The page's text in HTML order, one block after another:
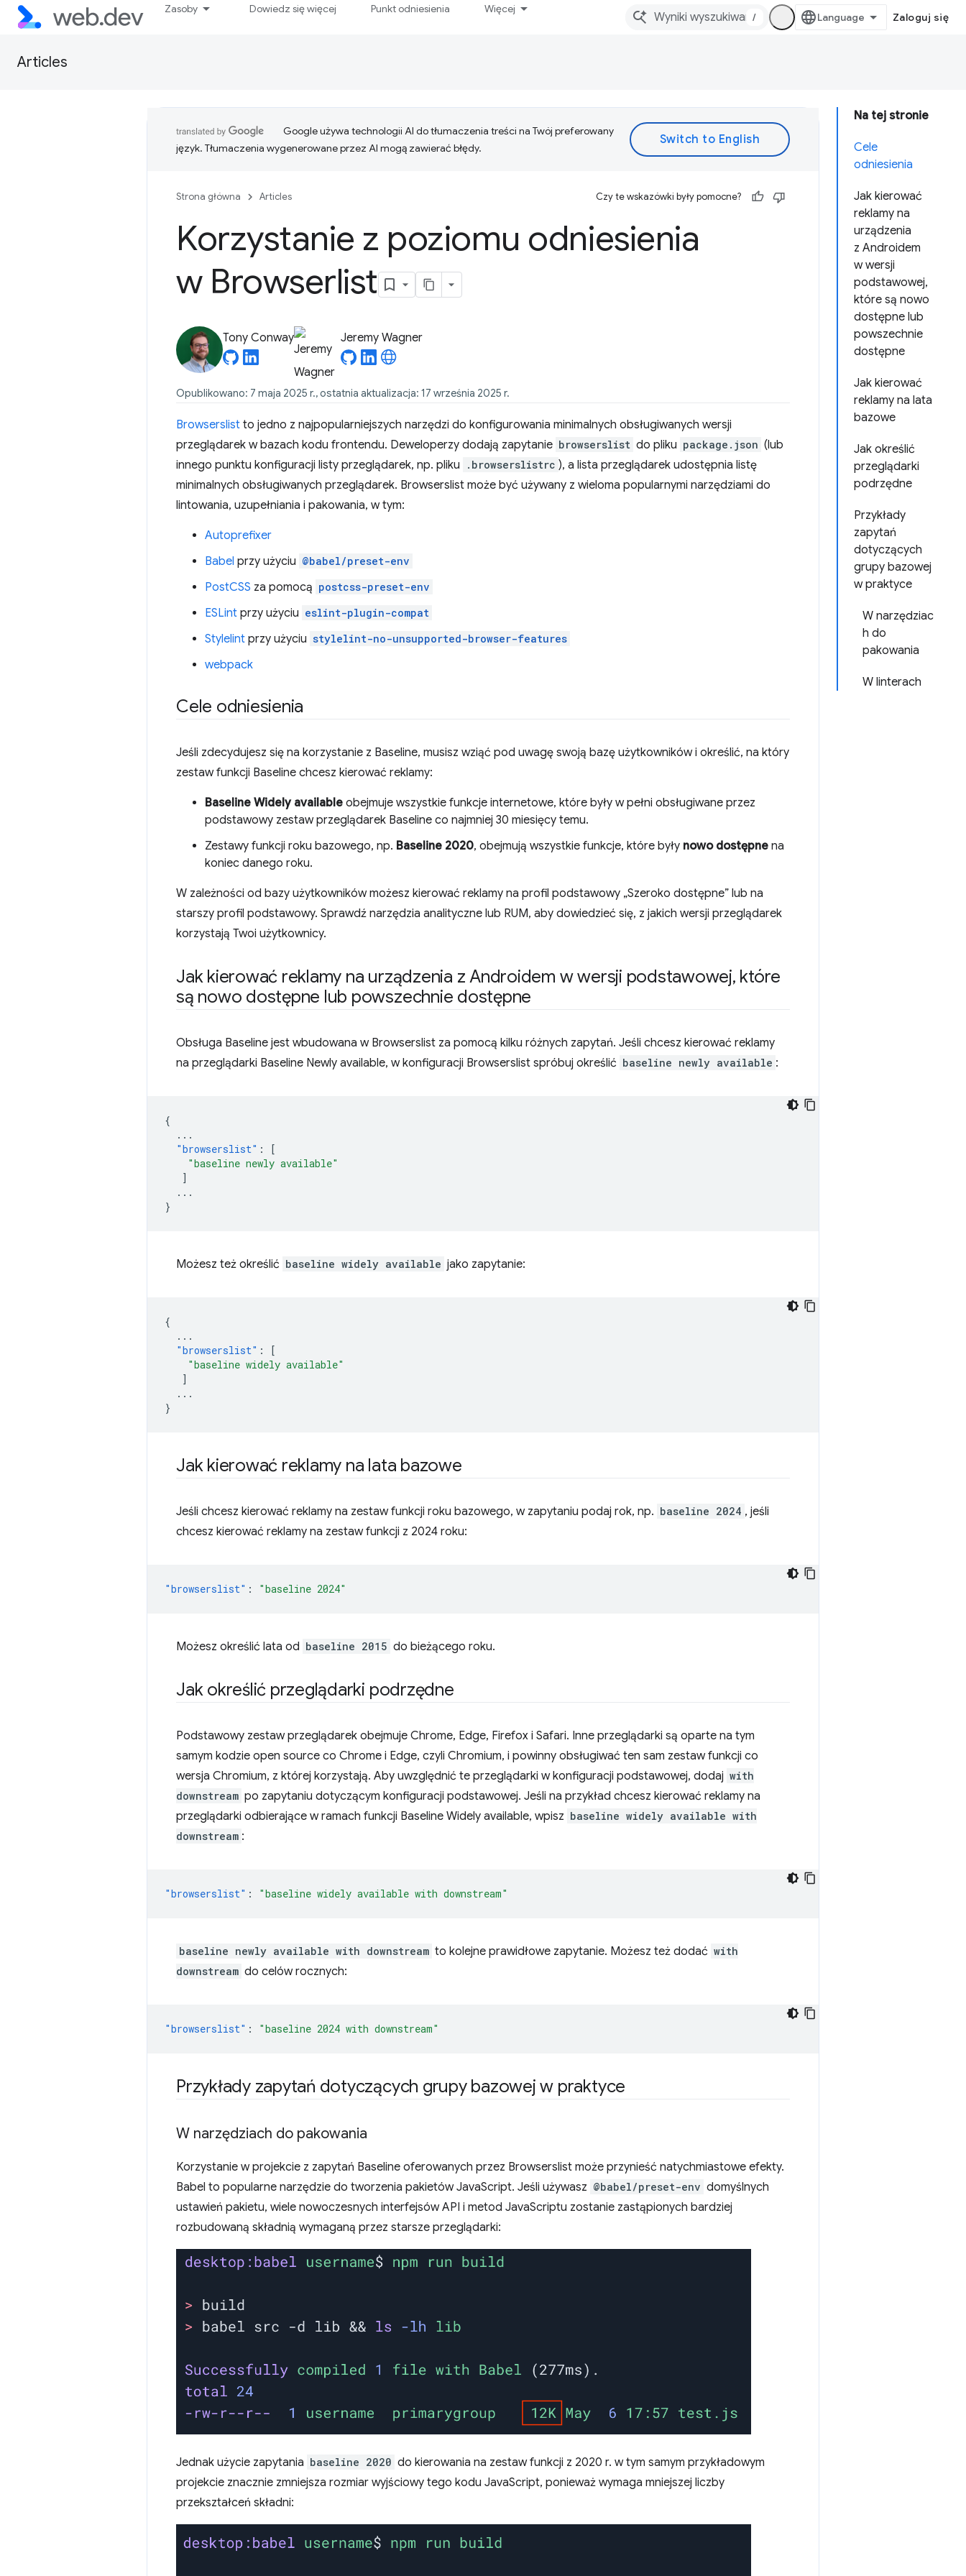
Zasoby Dowiedz się więcej Punkt odniesienia Więcej
/ Zaloguj się
Articles
Na tej stronie
Cele
odniesienia
Jak kierować
reklamy na
urządzenia
z Androidem
w wersji
podstawowej,
które są nowo
dostępne lub
powszechnie
dostępne
Jak kierować
reklamy na lata
bazowe
Jak określić
przeglądarki
podrzędne
Przykłady
zapytań
dotyczących
grupy bazowej
w praktyce
W narzędziac
h do
pakowania
W linterach
Google używa technologii AI do tłumaczenia treści na Twój preferowany
język. Tłumaczenia wygenerowane przez AI mogą zawierać błędy.
Strona główna Articles Czy te wskazówki były pomocne?
Korzystanie z poziomu odniesienia
w Browserlist
Tony Conway Jeremy Wagner
Opublikowano: 7 maja 2025 r., ostatnia aktualizacja: 17 września 2025 r.
Browserslist to jedno z najpopularniejszych narzędzi do konfigurowania minimalnych obsługiwanych wersji
przeglądarek w bazach kodu frontendu. Deweloperzy dodają zapytanie browserslist do pliku package.json (lub
innego punktu konfiguracji listy przeglądarek, np. pliku
.browserslistrc ), a lista przeglądarek udostępnia listę
minimalnych obsługiwanych przeglądarek. Browserslist może być używany z wieloma popularnymi narzędziami do
lintowania, uzupełniania i pakowania, w tym:
Autoprefixer
Babel przy użyciu @babel/preset-env
PostCSS za pomocą postcss-preset-env
ESLint przy użyciu eslint-plugin-compat
Stylelint przy użyciu stylelint-no-unsupported-browser-features
webpack
Cele odniesienia
Jeśli zdecydujesz się na korzystanie z Baseline, musisz wziąć pod uwagę swoją bazę użytkowników i określić, na który
zestaw funkcji Baseline chcesz kierować reklamy:
Baseline Widely available obejmuje wszystkie funkcje internetowe, które były w pełni obsługiwane przez
podstawowy zestaw przeglądarek Baseline co najmniej 30 miesięcy temu.
Zestawy funkcji roku bazowego, np. Baseline 2020, obejmują wszystkie funkcje, które były nowo dostępne na
koniec danego roku.
W zależności od bazy użytkowników możesz kierować reklamy na profil podstawowy „Szeroko dostępne” lub na
starszy profil podstawowy. Sprawdź narzędzia analityczne lub RUM, aby dowiedzieć się, z jakich wersji przeglądarek
korzystają Twoi użytkownicy.
Jak kierować reklamy na urządzenia z Androidem w wersji podstawowej, które
są nowo dostępne lub powszechnie dostępne
Obsługa Baseline jest wbudowana w Browserslist za pomocą kilku różnych zapytań. Jeśli chcesz kierować reklamy
na przeglądarki Baseline Newly available, w konfiguracji Browserslist spróbuj określić baseline newly available :
{
...
"browserslist" :
[
"baseline newly available"
]
...
}
Możesz też określić baseline widely available jako zapytanie:
{
...
"browserslist" :
[
"baseline widely available"
]
...
}
Jak kierować reklamy na lata bazowe
Jeśli chcesz kierować reklamy na zestaw funkcji roku bazowego, w zapytaniu podaj rok, np. baseline 2024 , jeśli
chcesz kierować reklamy na zestaw funkcji z 2024 roku:
"browserslist" : "baseline 2024"
Możesz określić lata od baseline 2015 do bieżącego roku.
Jak określić przeglądarki podrzędne
Podstawowy zestaw przeglądarek obejmuje Chrome, Edge, Firefox i Safari. Inne przeglądarki są oparte na tym
samym kodzie open source co Chrome i Edge, czyli Chromium, i powinny obsługiwać ten sam zestaw funkcji co
wersja Chromium, z której korzystają. Aby uwzględnić te przeglądarki w konfiguracji podstawowej, dodaj with
downstream po zapytaniu dotyczącym konfiguracji podstawowej. Jeśli na przykład chcesz kierować reklamy na
przeglądarki odbierające w ramach funkcji Baseline Widely available, wpisz baseline widely available with
downstream :
"browserslist" : "baseline widely available with downstream"
baseline newly available with downstream to kolejne prawidłowe zapytanie. Możesz też dodać with
downstream do celów rocznych:
"browserslist" : "baseline 2024 with downstream"
Przykłady zapytań dotyczących grupy bazowej w praktyce
W narzędziach do pakowania
Korzystanie w projekcie z zapytań Baseline oferowanych przez Browserslist może przynieść natychmiastowe efekty.
Babel to popularne narzędzie do tworzenia pakietów JavaScript. Jeśli używasz @babel/preset-env domyślnych
ustawień pakietu, wiele nowoczesnych interfejsów API i metod JavaScriptu zostanie zastąpionych bardziej
rozbudowaną składnią wymaganą przez starsze przeglądarki:
Jednak użycie zapytania baseline 2020 do kierowania na zestaw funkcji z 2020 r. w tym samym przykładowym
projekcie znacznie zmniejsza rozmiar wyjściowy tego kodu JavaScript, ponieważ wymaga mniejszej liczby
przekształceń składni: